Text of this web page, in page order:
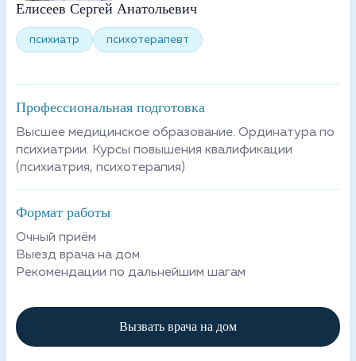
Елисеев Сергей Анатольевич
психиатр психотерапевт
Профессиональная подготовка
Высшее медицинское образование. Ординатура по
психиатрии. Курсы повышения квалификации
(психиатрия, психотерапия)
Формат работы
Очный приём
Выезд врача на дом
Рекомендации по дальнейшим шагам
Вызвать врача на дом